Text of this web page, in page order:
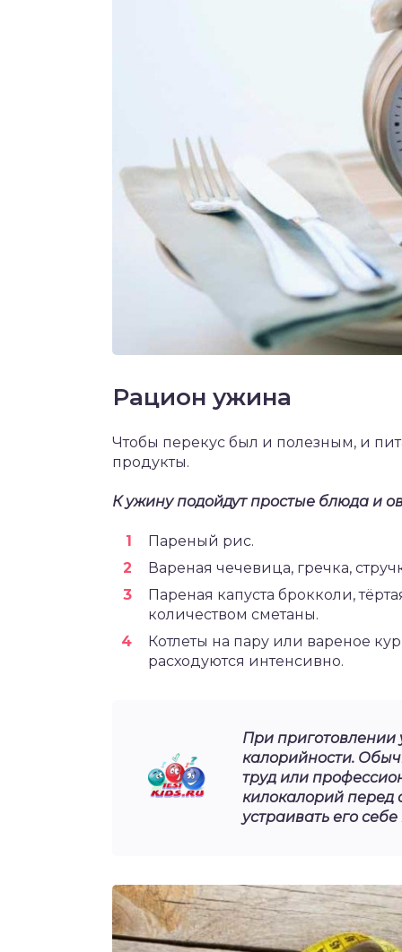
Рацион ужина
Чтобы перекус был и полезным, и
продукты.
К ужину подойдут простые блюда и
Пареный рис.
Вареная чечевица, гречка,
Пареная капуста брокколи,
количеством сметаны.
Котлеты на пару или вареное
расходуются интенсивно.
При
калорийности.
труд или
килокалорий перед
устраивать его